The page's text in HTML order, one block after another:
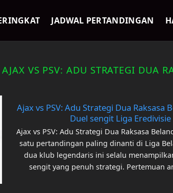
JADWAL PERTANDINGAN
AJAX VS PSV: ADU STRATEGI DUA
Ajax vs PSV: Adu Strategi Dua Raksasa
Duel sengit Liga Eredivisie
Ajax vs PSV: Adu Strategi Dua Raksasa
satu pertandingan paling dinanti di Liga
dua klub legendaris ini selalu
sengit yang penuh strategi. Pertemuan